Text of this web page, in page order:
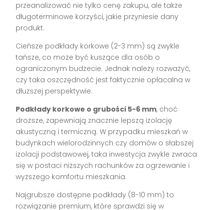
przeanalizować nie tylko cenę zakupu, ale także
długoterminowe korzyści, jakie przyniesie dany
produkt.
Cieńsze podkłady korkowe (2-3 mm) są zwykle
tańsze, co może być kuszące dla osób o
ograniczonym budżecie. Jednak należy rozważyć,
czy taka oszczędność jest faktycznie opłacalna w
dłuższej perspektywie.
Podkłady korkowe o grubości 5-6 mm, choć
droższe, zapewniają znacznie lepszą izolację
akustyczną i termiczną. W przypadku mieszkań w
budynkach wielorodzinnych czy domów o słabszej
izolacji podstawowej, taka inwestycja zwykle zwraca
się w postaci niższych rachunków za ogrzewanie i
wyższego komfortu mieszkania.
Najgrubsze dostępne podkłady (8-10 mm) to
rozwiązanie premium, które sprawdzi się w